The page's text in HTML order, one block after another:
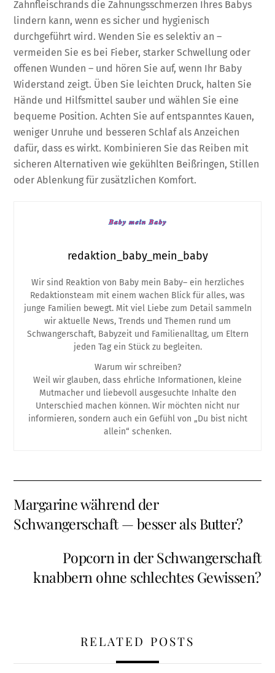
Zahnfleischrands die Zahnungsschmerzen Ihres Babys
lindern kann, wenn es sicher und hygienisch
durchgeführt wird. Wenden Sie es selektiv an –
vermeiden Sie es bei Fieber, starker Schwellung oder
offenen Wunden – und hören Sie auf, wenn Ihr Baby
Widerstand zeigt. Üben Sie leichten Druck, halten Sie
Hände und Hilfsmittel sauber und wählen Sie eine
bequeme Position. Achten Sie auf entspanntes Kauen,
weniger Unruhe und besseren Schlaf als Anzeichen
dafür, dass es wirkt. Kombinieren Sie das Reiben mit
sicheren Alternativen wie gekühlten Beißringen, Stillen
oder Ablenkung für zusätzlichen Komfort.
redaktion_baby_mein_baby
Wir sind Reaktion von Baby mein Baby– ein herzliches
Redaktionsteam mit einem wachen Blick für alles, was
junge Familien bewegt. Mit viel Liebe zum Detail sammeln
wir aktuelle News, Trends und Themen rund um
Schwangerschaft, Babyzeit und Familienalltag, um Eltern
jeden Tag ein Stück zu begleiten.
Warum wir schreiben?
Weil wir glauben, dass ehrliche Informationen, kleine
Mutmacher und liebevoll ausgesuchte Inhalte den
Unterschied machen können. Wir möchten nicht nur
informieren, sondern auch ein Gefühl von „Du bist nicht
allein“ schenken.
Margarine während der
Schwangerschaft — besser als Butter?
Popcorn in der Schwangerschaft
knabbern ohne schlechtes Gewissen?
RELATED POSTS